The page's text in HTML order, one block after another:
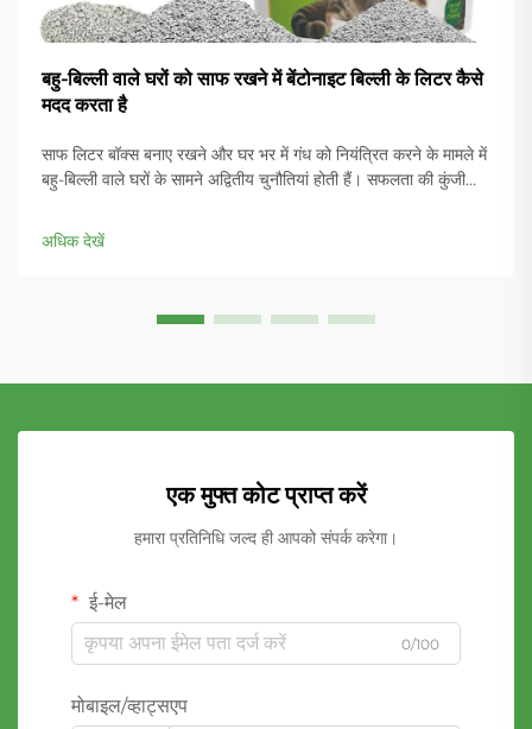
बहु-बिल्ली वाले घरों को साफ रखने में बेंटोनाइट बिल्ली के लिटर कैसे
मदद करता है
साफ लिटर बॉक्स बनाए रखने और घर भर में गंध को नियंत्रित करने के मामले में
बहु-बिल्ली वाले घरों के सामने अद्वितीय चुनौतियां होती हैं। सफलता की कुंजी
सके जबकि उत्कृष्ट...
अधिक देखें
एक मुफ्त कोट प्राप्त करें
हमारा प्रतिनिधि जल्द ही आपको संपर्क करेगा।
ई-मेल
0/100
मोबाइल/व्हाट्सएप